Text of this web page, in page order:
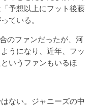
予想以上にフット後藤
ている。
のファンだったが、河
うになり、近年、フッ
いうファンもいるほ
ない。ジャニーズの中